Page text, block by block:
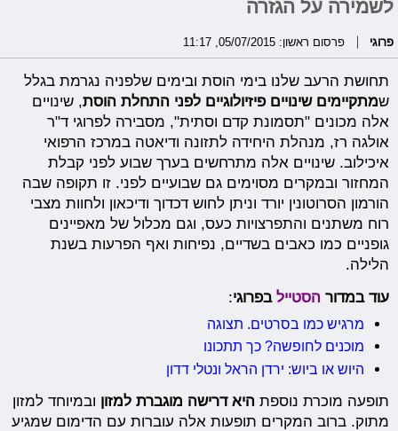
לשמירה על הגזרה
פרוגי פרסום ראשון: 05/07/2015, 11:17
תחושת הרעב שלנו בימי הוסת ובימים שלפניה נגרמת בגלל
שמתקיימים שינויים פיזיולוגיים לפני התחלת הוסת, שינויים
אלה מכונים "תסמונת קדם וסתית", מסבירה לפרוגי ד"ר
אולגה רז, מנהלת היחידה לתזונה ודיאטה במרכז הרפואי
איכילוב. שינויים אלה מתרחשים בערך שבוע לפני קבלת
המחזור ובמקרים מסוימים גם שבועיים לפני. זו תקופה שבה
הורמון הסרוטונין יורד וניתן לחוש דכדוך ודיכאון ולחוות מצבי
רוח משתנים והתפרצויות כעס, וגם מכלול של מאפיינים
גופניים כמו כאבים בשדיים, נפיחות ואף הפרעות בשנת
הלילה.
עוד במדורהסטייל בפרוגי:
מרגיש כמו בסרטים. תצוגה
מוכנים לחופשה? כך תתכונו
היוש או ביוש: ירדן הראל ונטלי דדון
תופעה מוכרת נוספתהיא דרישה מוגברת למזון ובמיוחד למזון
מתוק. ברוב המקרים תופעות אלה עוברות עם הדימום שמגיע